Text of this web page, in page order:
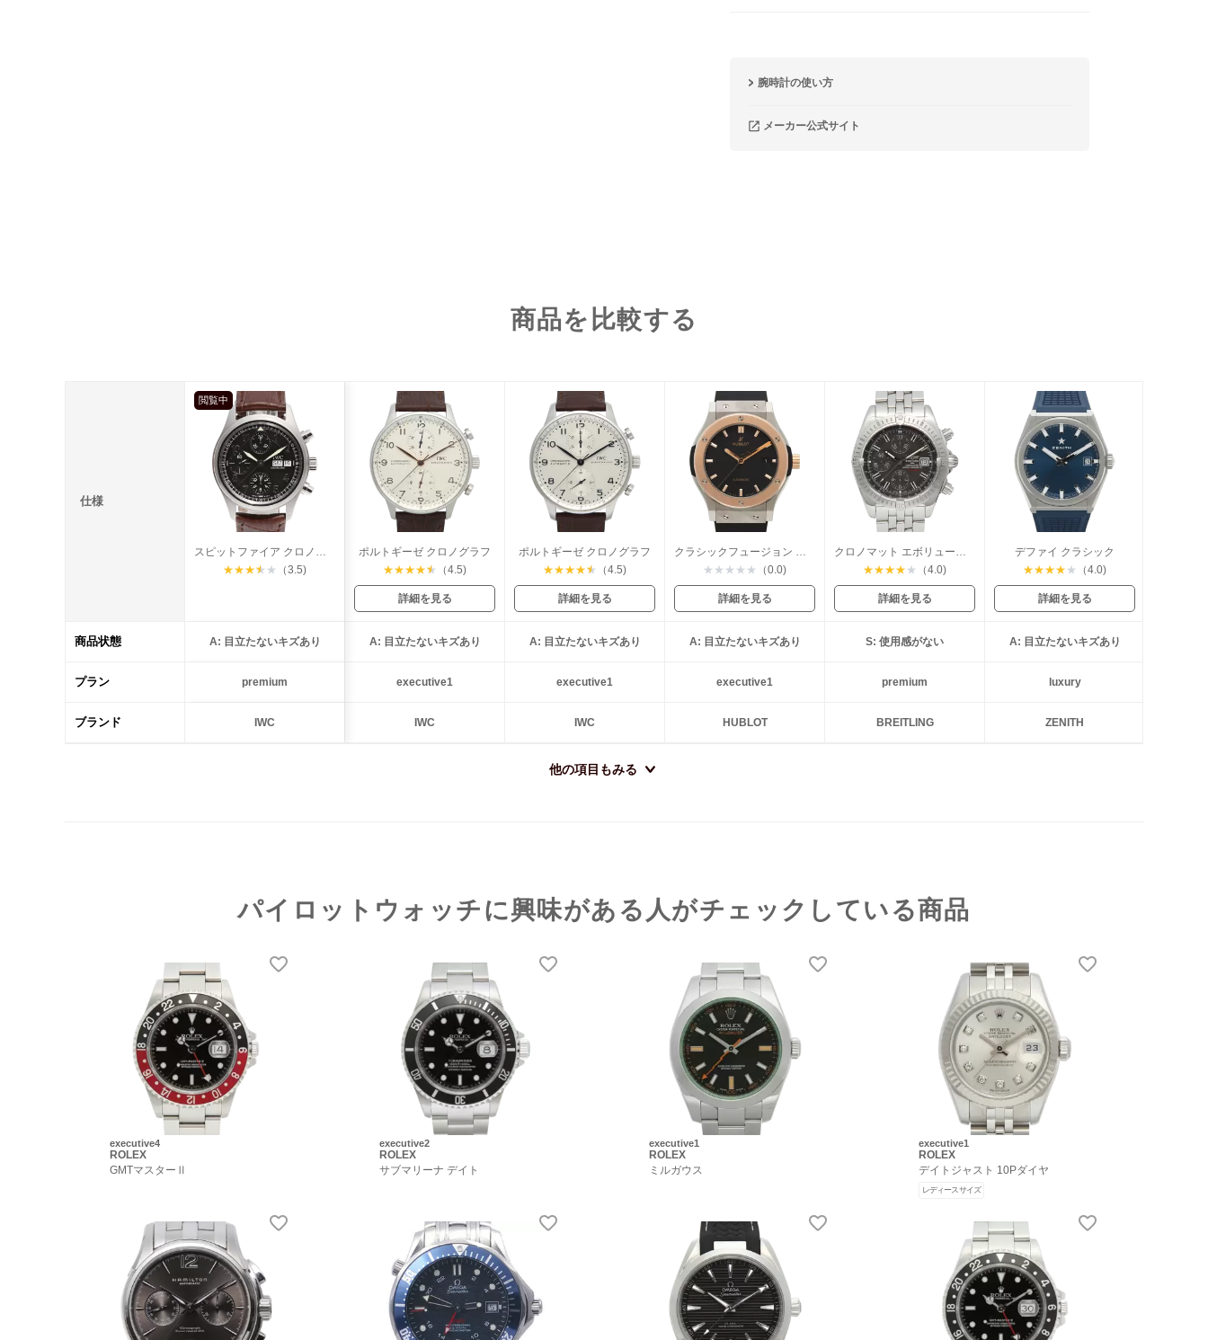
腕時計の使い方
メーカー公式サイト
商品を比較する
仕様
閲覧中
スピットファイア クロノグラフ デイデイト
★★★★ ★ （3.5)
ポルトギーゼ クロノグラフ
★★★★★ （4.5)
詳細を見る
ポルトギーゼ クロノグラフ
★★★★★ （4.5)
詳細を見る
クラシックフュージョン チタニウム
★ ★ ★ ★ ★ （0.0)
詳細を見る
クロノマット エボリューション
★★★★ ★ （4.0)
詳細を見る
デファイ クラシック
★★★★ ★ （4.0)
詳細を見る
商品状態 A: 目立たないキズあり A: 目立たないキズあり A: 目立たないキズあり A: 目立たないキズあり S: 使用感がない A: 目立たないキズあり
プラン premium executive1 executive1 executive1 premium luxury
ブランド IWC IWC IWC HUBLOT BREITLING ZENITH
他の項目もみる
パイロットウォッチに興味がある人がチェックしている商品
executive4
ROLEX
GMTマスターⅡ
executive2
ROLEX
サブマリーナ デイト
executive1
ROLEX
ミルガウス
executive1
ROLEX
デイトジャスト 10Pダイヤ
レディースサイズ